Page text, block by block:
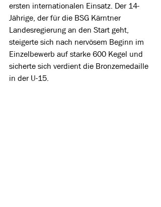
ersten internationalen Einsatz. Der 14-
Jährige, der für die BSG Kärntner
Landesregierung an den Start geht,
steigerte sich nach nervösem Beginn im
Einzelbewerb auf starke 600 Kegel und
sicherte sich verdient die Bronzemedaille
in der U-15.